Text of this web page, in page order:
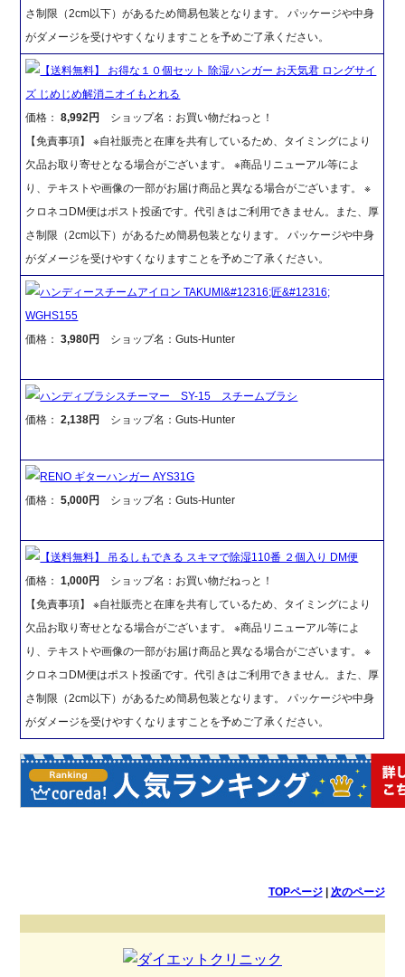
さ制限（2cm以下）があるため簡易包装となります。 パッケージや中身
がダメージを受けやすくなりますことを予めご了承ください。
【送料無料】 お得な１０個セット 除湿ハンガー お天気君 ロングサイ
ズ じめじめ解消ニオイもとれる
価格：8,992円
ショップ名：お買い物だねっと！
【免責事項】 ※自社販売と在庫を共有しているため、タイミングにより
欠品お取り寄せとなる場合がございます。 ※商品リニューアル等によ
り、テキストや画像の一部がお届け商品と異なる場合がございます。 ※
クロネコDM便はポスト投函です。代引きはご利用できません。また、厚
さ制限（2cm以下）があるため簡易包装となります。 パッケージや中身
がダメージを受けやすくなりますことを予めご了承ください。
ハンディースチームアイロン TAKUMI&#12316;匠&#12316;
WGHS155
価格：3,980円 ショップ名：Guts-Hunter
ハンディブラシスチーマー SY-15 スチームブラシ
価格：2,138円 ショップ名：Guts-Hunter
RENO ギターハンガー AYS31G
価格：5,000円 ショップ名：Guts-Hunter
【送料無料】 吊るしもできる スキマで除湿110番 ２個入り DM便
価格：1,000円
ショップ名：お買い物だねっと！
【免責事項】 ※自社販売と在庫を共有しているため、タイミングにより
欠品お取り寄せとなる場合がございます。 ※商品リニューアル等によ
り、テキストや画像の一部がお届け商品と異なる場合がございます。 ※
クロネコDM便はポスト投函です。代引きはご利用できません。また、厚
さ制限（2cm以下）があるため簡易包装となります。 パッケージや中身
がダメージを受けやすくなりますことを予めご了承ください。
TOPページ| 次のページ